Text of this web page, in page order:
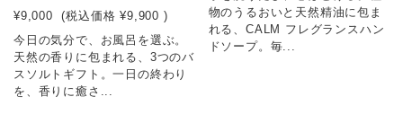
¥9,000 (税込価格 ¥9,900 )
今日の気分で、お風呂を選ぶ。
天然の香りに包まれる、3つのバ
スソルトギフト。一日の終わり
を、香りに癒さ...
物のうるおいと天然精油に包ま
れる、CALM フレグランスハン
ドソープ。毎...